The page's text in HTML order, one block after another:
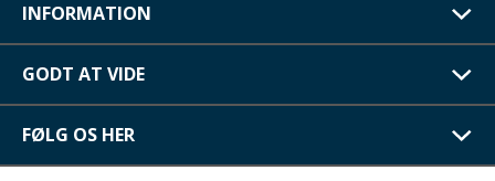
INFORMATION
GODT AT VIDE
FØLG OS HER